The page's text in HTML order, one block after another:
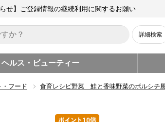
らせ】ご登録情報の継続利用に関するお願い
詳細検索
ヘルス・ビューティー
・フード 食育レシピ野菜 鮭と香味野菜のボルシチ